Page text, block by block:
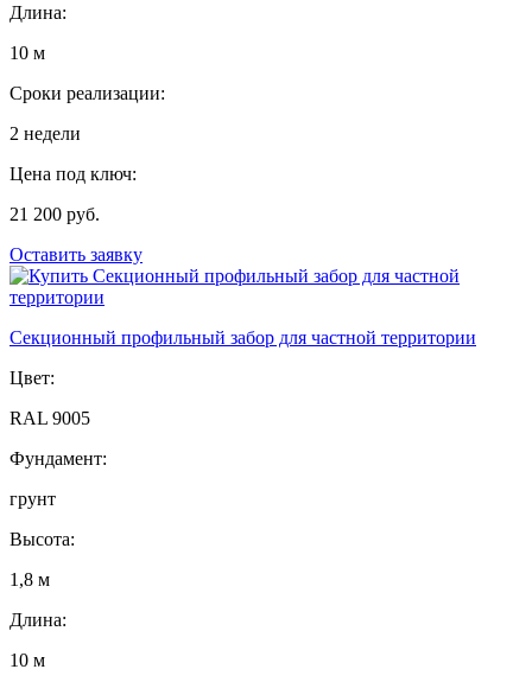
Длина:
10 м
Сроки реализации:
2 недели
Цена под ключ:
21 200 руб.
Оставить заявку
Секционный профильный забор для частной территории
Цвет:
RAL 9005
Фундамент:
грунт
Высота:
1,8 м
Длина:
10 м